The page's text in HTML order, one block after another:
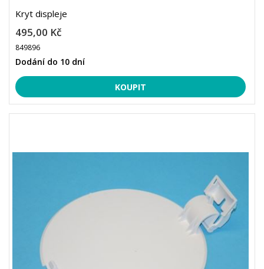
Kryt displeje
495,00 Kč
849896
Dodání do 10 dní